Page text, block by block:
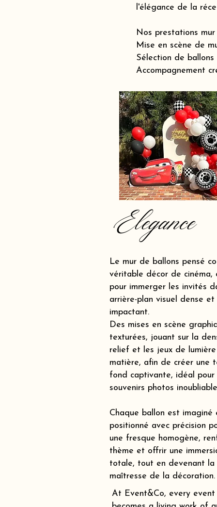
l'élégance de la
Nos prestations
Mise en scène de
Sélection de
Accompagnement
Elegance
Le mur de ballons pensé
véritable décor de cinéma,
pour immerger les invités
arrière-plan visuel dense et
impactant.
Des mises en scène
texturées, jouant sur la
relief et les jeux de
matière, afin de créer une
fond captivante, idéal pour
souvenirs photos
Chaque ballon est imaginé
positionné avec précision
une fresque homogène,
thème et offrir une
totale, tout en devenant la
maîtresse de la décoration.
At Event&Co, every event